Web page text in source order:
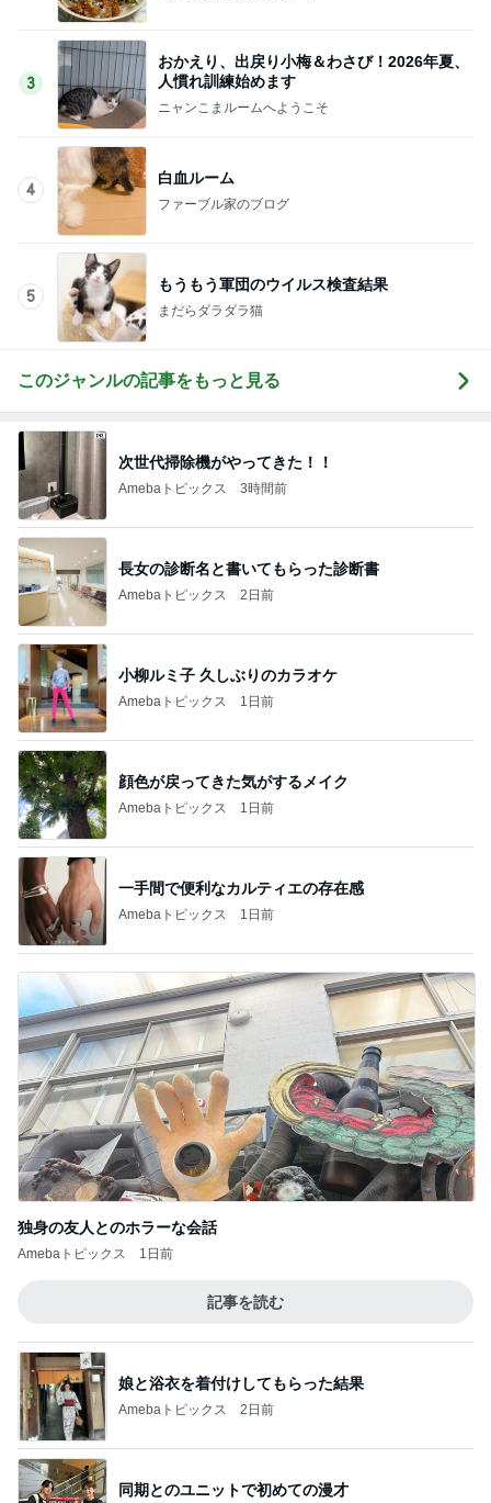
3
おかえり、出戻り小梅＆わさび！2026年夏、
人慣れ訓練始めます
ニャンこまルームへようこそ
4
白血ルーム
ファーブル家のブログ
5
もうもう軍団のウイルス検査結果
まだらダラダラ猫
このジャンルの記事をもっと見る
次世代掃除機がやってきた！！
Amebaトピックス 3時間前
長女の診断名と書いてもらった診断書
Amebaトピックス 2日前
小柳ルミ子 久しぶりのカラオケ
Amebaトピックス 1日前
顔色が戻ってきた気がするメイク
Amebaトピックス 1日前
一手間で便利なカルティエの存在感
Amebaトピックス 1日前
独身の友人とのホラーな会話
Amebaトピックス 1日前
記事を読む
娘と浴衣を着付けしてもらった結果
Amebaトピックス 2日前
同期とのユニットで初めての漫才